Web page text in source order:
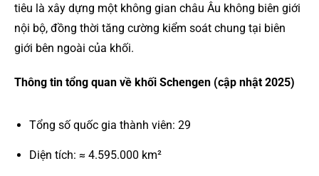
tiêu là xây dựng một không gian châu Âu không biên giới
nội bộ, đồng thời tăng cường kiểm soát chung tại biên
giới bên ngoài của khối.
Thông tin tổng quan về khối Schengen (cập nhật 2025)
Tổng số quốc gia thành viên: 29
Diện tích: ≈ 4.595.000 km²